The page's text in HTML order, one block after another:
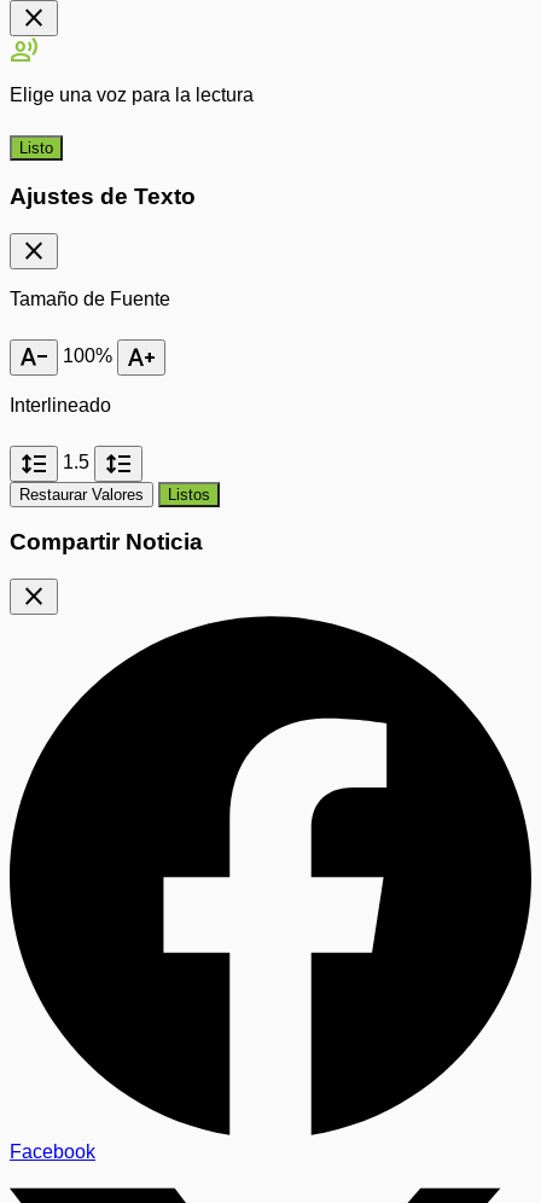
close
record_voice_over
Elige una voz para la lectura
Listo
Ajustes de Texto
close
Tamaño de Fuente
text_decrease 100% text_increase
Interlineado
format_line_spacing 1.5 format_line_spacing
Restaurar Valores Listos
Compartir Noticia
close
Facebook